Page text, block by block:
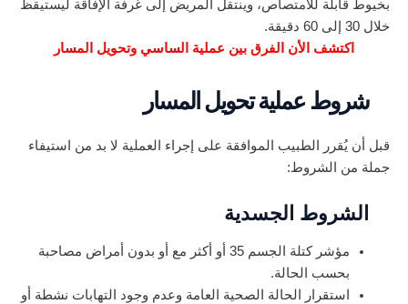
بخيوط قابلة للامتصاص، وينتقل المريض إلى غرفة الإفاقة ليستيقظ
خلال 30 إلى 60 دقيقة.
اكتشف الأن الفرق بين عملية الساسي وتحويل المسار
شروط عملية تحويل المسار
قبل أن يُقرر الطبيب الموافقة على إجراء العملية لا بد من استيفاء
جملة من الشروط:
الشروط الجسدية
مؤشر كتلة الجسم 35 أو أكثر مع أو بدون أمراض مصاحبة
بحسب الحالة.
استقرار الحالة الصحية العامة وعدم وجود التهابات نشطة أو